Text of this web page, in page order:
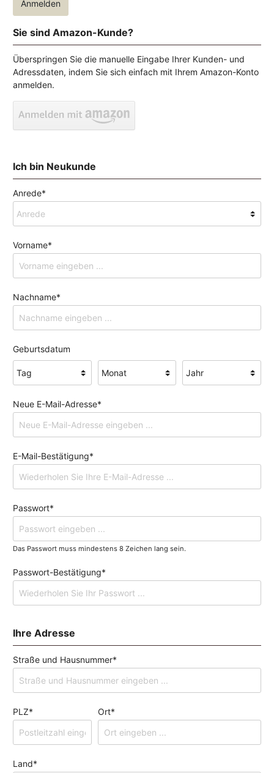
Anmelden
Sie sind Amazon-Kunde?
Überspringen Sie die manuelle Eingabe Ihrer Kunden- und
Adressdaten, indem Sie sich einfach mit Ihrem Amazon-Konto
anmelden.
Ich bin Neukunde
Anrede*
Vorname*
Nachname*
Geburtsdatum
Neue E-Mail-Adresse*
E-Mail-Bestätigung*
Passwort*
Das Passwort muss mindestens 8 Zeichen lang sein.
Passwort-Bestätigung*
Ihre Adresse
Straße und Hausnummer*
PLZ* Ort*
Land*